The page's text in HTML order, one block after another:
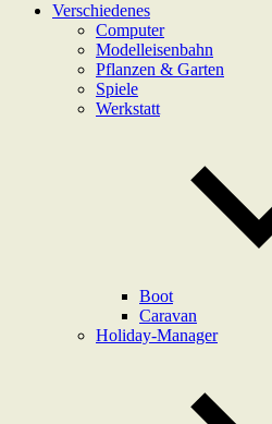
Verschiedenes
Computer
Modelleisenbahn
Pflanzen & Garten
Spiele
Werkstatt
Boot
Caravan
Holiday-Manager